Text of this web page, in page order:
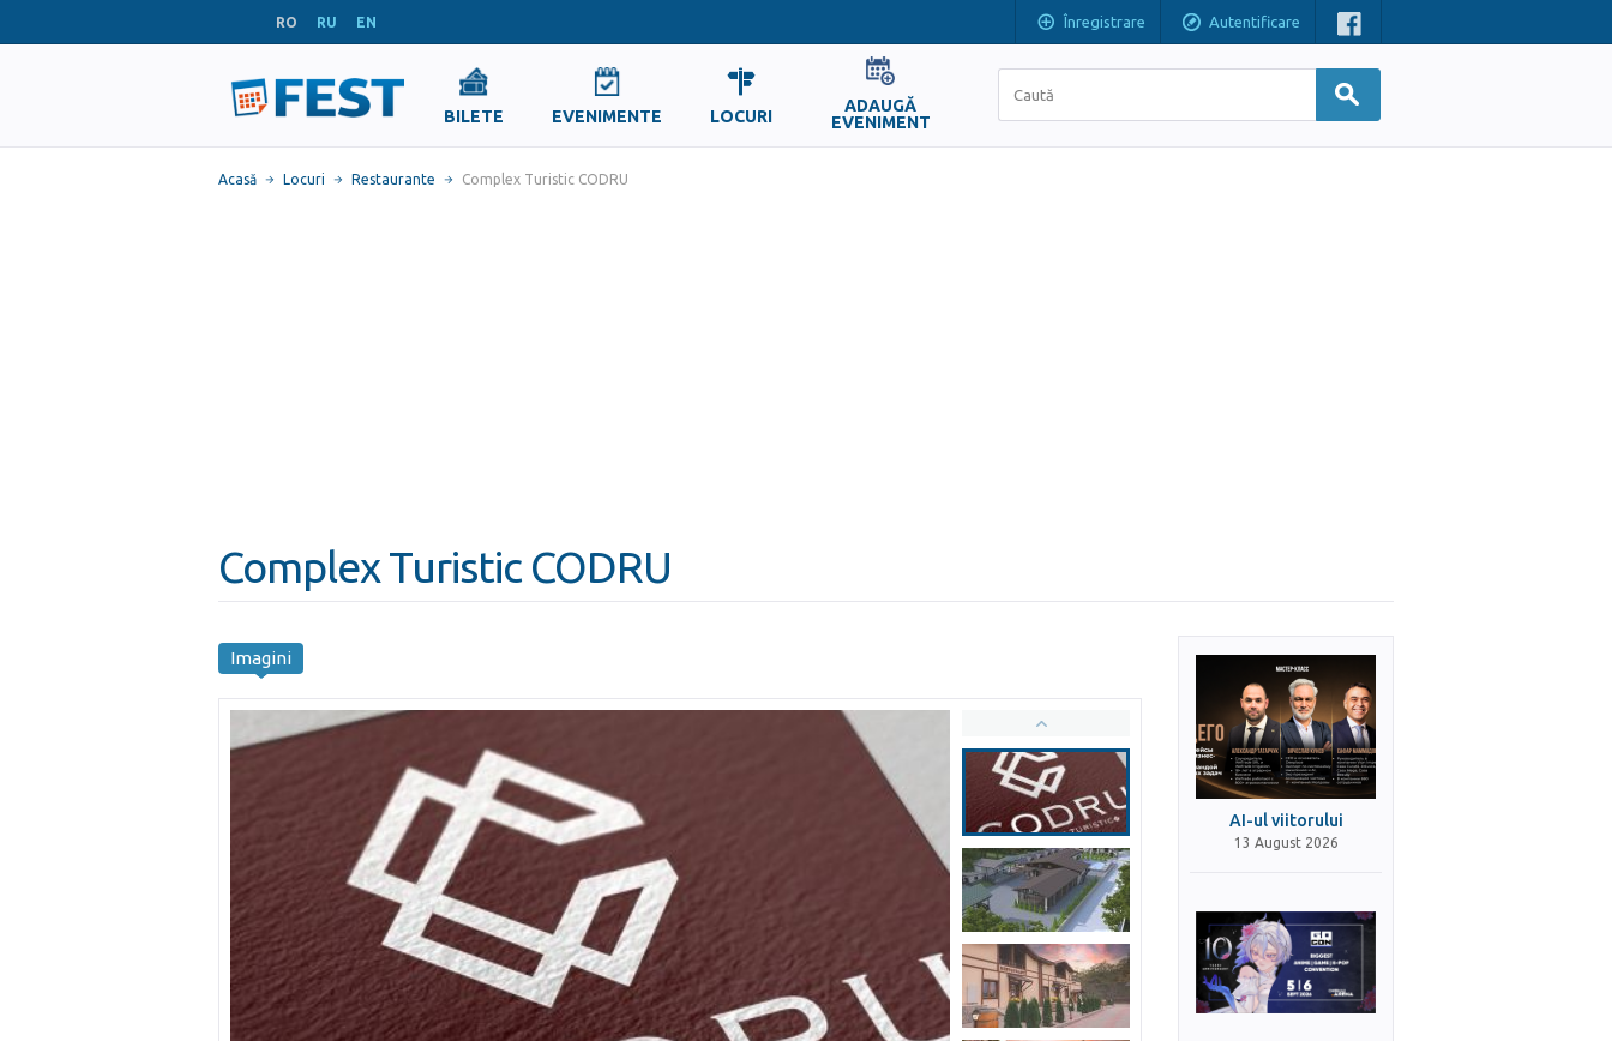
RO RU EN Înregistrare Autentificare
BILETE EVENIMENTE LOCURI
ADAUGĂ
EVENIMENT
Acasă Locuri Restaurante Complex Turistic CODRU
Complex Turistic CODRU
Imagini
AI-ul viitorului
13 August 2026